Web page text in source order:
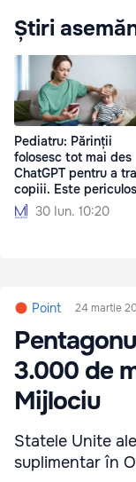
Știri
Pediatru: Părinții
folosesc tot mai des
ChatGPT pentru a
copiii. Este periculos
30 Iun. 10:20
Point 24 martie
3.000 de
Mijlociu
Statele Unite
suplimentar în